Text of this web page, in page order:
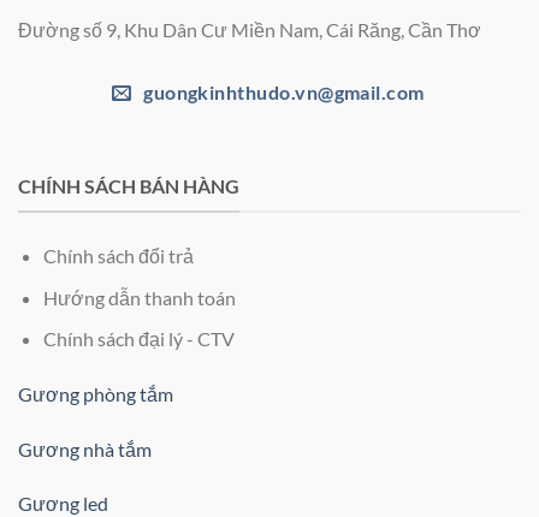
Đường số 9, Khu Dân Cư Miền Nam, Cái Răng, Cần Thơ
guongkinhthudo.vn@gmail.com
CHÍNH SÁCH BÁN HÀNG
Chính sách đổi trả
Hướng dẫn thanh toán
Chính sách đại lý - CTV
Gương phòng tắm
Gương nhà tắm
Gương led